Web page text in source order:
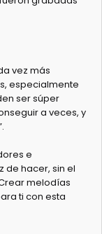
vez más
especialmente
ser súper
a veces, y
e
de hacer, sin el
melodías
ti con esta